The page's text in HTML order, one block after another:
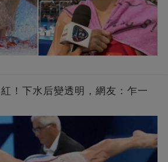
！下水后變透明，網友：乍一